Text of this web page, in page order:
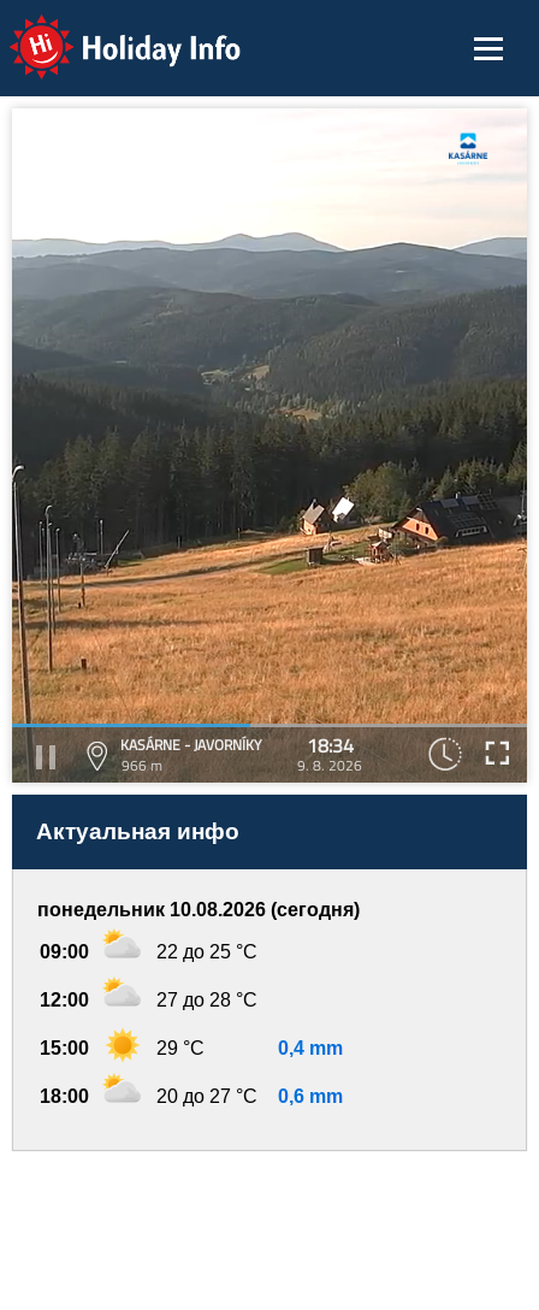
Holiday Info
KASÁRNE - JAVORNÍKY
966 m
18:34
9. 8. 2026
Актуальная инфо
понедельник 10.08.2026 (сегодня)
09:00 22 до 25 °C
12:00 27 до 28 °C
15:00 29 °C 0,4 mm
18:00 20 до 27 °C 0,6 mm